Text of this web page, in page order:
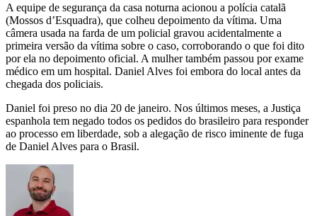
A equipe de segurança da casa noturna acionou a polícia catalã
(Mossos d’Esquadra), que colheu depoimento da vítima. Uma
câmera usada na farda de um policial gravou acidentalmente a
primeira versão da vítima sobre o caso, corroborando o que foi dito
por ela no depoimento oficial. A mulher também passou por exame
médico em um hospital. Daniel Alves foi embora do local antes da
chegada dos policiais.
Daniel foi preso no dia 20 de janeiro. Nos últimos meses, a Justiça
espanhola tem negado todos os pedidos do brasileiro para responder
ao processo em liberdade, sob a alegação de risco iminente de fuga
de Daniel Alves para o Brasil.